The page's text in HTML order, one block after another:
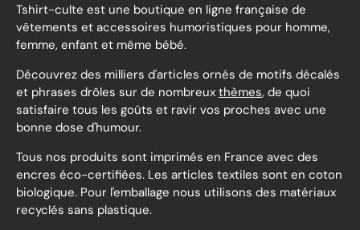
Tshirt-culte est une boutique en ligne française de
vêtements et accessoires humoristiques pour homme,
femme, enfant et même bébé.
Découvrez des milliers d'articles ornés de motifs décalés
et phrases drôles sur de nombreux thèmes, de quoi
satisfaire tous les goûts et ravir vos proches avec une
bonne dose d'humour.
Tous nos produits sont imprimés en France avec des
encres éco-certifiées. Les articles textiles sont en coton
biologique. Pour l'emballage nous utilisons des matériaux
recyclés sans plastique.